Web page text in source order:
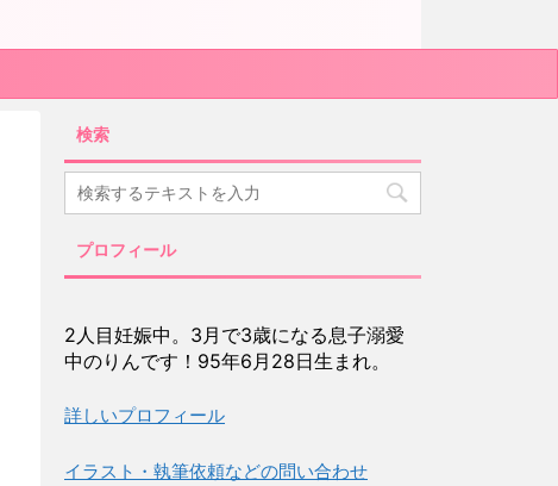
検索
プロフィール
2人目妊娠中。3月で3歳になる息子溺愛
中のりんです！95年6月28日生まれ。
詳しいプロフィール
イラスト・執筆依頼などの問い合わせ